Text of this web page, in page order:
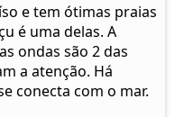
e tem ótimas praias
é uma delas. A
ondas são 2 das
a atenção. Há
conecta com o mar.